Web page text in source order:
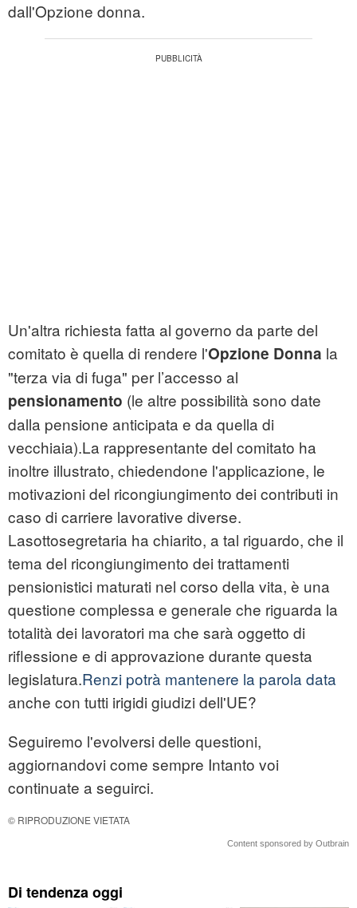
dall'Opzione donna.
Un'altra richiesta fatta al governo da parte del
comitato è quella di rendere l'Opzione Donna la
"terza via di fuga" per l’accesso al
pensionamento (le altre possibilità sono date
dalla pensione anticipata e da quella di
vecchiaia).La rappresentante del comitato ha
inoltre illustrato, chiedendone l'applicazione, le
motivazioni del ricongiungimento dei contributi in
caso di carriere lavorative diverse.
Lasottosegretaria ha chiarito, a tal riguardo, che il
tema del ricongiungimento dei trattamenti
pensionistici maturati nel corso della vita, è una
questione complessa e generale che riguarda la
totalità dei lavoratori ma che sarà oggetto di
riflessione e di approvazione durante questa
legislatura.Renzi potrà mantenere la parola data
anche con tutti irigidi giudizi dell'UE?
Seguiremo l'evolversi delle questioni,
aggiornandovi come sempre Intanto voi
continuate a seguirci.
© RIPRODUZIONE VIETATA
Content sponsored by Outbrain
Di tendenza oggi